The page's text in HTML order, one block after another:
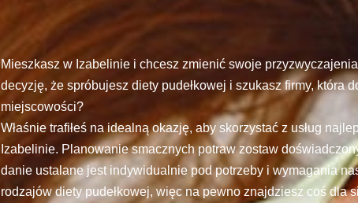
Mieszkasz w Izabelinie i chcesz zmienić swoje
decyzję, że spróbujesz diety pudełkowej i szukasz firmy, która
miejscowości?
Właśnie trafiłeś na idealną okazję, aby skorzystać z usług
Izabelinie. Planowanie smacznych potraw zostaw
danie ustalane jest indywidualnie pod potrzeby i wymagania
rodzajów diety pudełkowej, więc na pewno znajdziesz coś dla